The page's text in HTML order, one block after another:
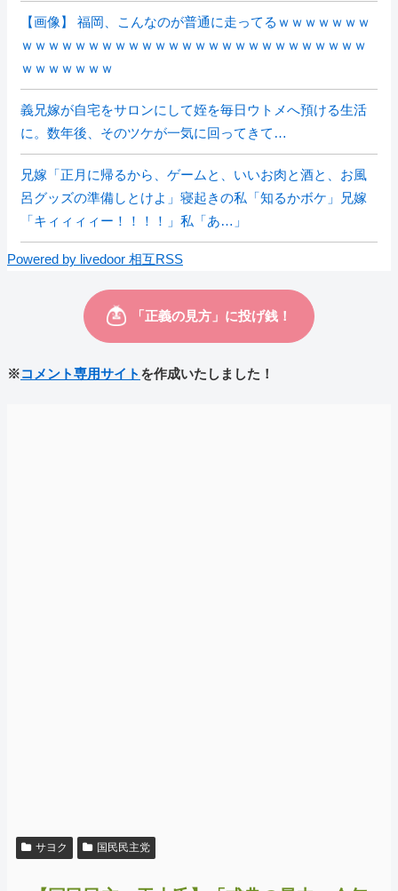
【画像】 福岡、こんなのが普通に走ってるｗｗｗｗｗｗｗ
ｗｗｗｗｗｗｗｗｗｗｗｗｗｗｗｗｗｗｗｗｗｗｗｗｗｗ
ｗｗｗｗｗｗｗ
義兄嫁が自宅をサロンにして姪を毎日ウトメへ預ける生活
に。数年後、そのツケが一気に回ってきて…
兄嫁「正月に帰るから、ゲームと、いいお肉と酒と、お風
呂グッズの準備しとけよ」寝起きの私「知るかボケ」兄嫁
「キィィィィー！！！！」私「あ…」
Powered by livedoor 相互RSS
※コメント専用サイト を作成いたしました！
サヨク 国民民主党